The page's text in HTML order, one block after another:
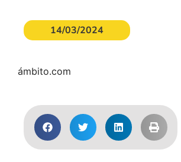
14/03/2024
ámbito.com